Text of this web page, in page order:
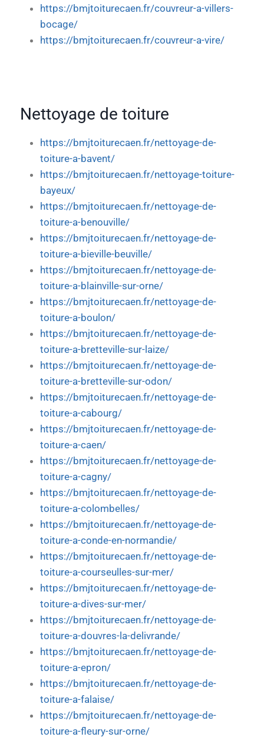
https://bmjtoiturecaen.fr/couvreur-a-villers-
bocage/
https://bmjtoiturecaen.fr/couvreur-a-vire/
Nettoyage de toiture
https://bmjtoiturecaen.fr/nettoyage-de-
toiture-a-bavent/
https://bmjtoiturecaen.fr/nettoyage-toiture-
bayeux/
https://bmjtoiturecaen.fr/nettoyage-de-
toiture-a-benouville/
https://bmjtoiturecaen.fr/nettoyage-de-
toiture-a-bieville-beuville/
https://bmjtoiturecaen.fr/nettoyage-de-
toiture-a-blainville-sur-orne/
https://bmjtoiturecaen.fr/nettoyage-de-
toiture-a-boulon/
https://bmjtoiturecaen.fr/nettoyage-de-
toiture-a-bretteville-sur-laize/
https://bmjtoiturecaen.fr/nettoyage-de-
toiture-a-bretteville-sur-odon/
https://bmjtoiturecaen.fr/nettoyage-de-
toiture-a-cabourg/
https://bmjtoiturecaen.fr/nettoyage-de-
toiture-a-caen/
https://bmjtoiturecaen.fr/nettoyage-de-
toiture-a-cagny/
https://bmjtoiturecaen.fr/nettoyage-de-
toiture-a-colombelles/
https://bmjtoiturecaen.fr/nettoyage-de-
toiture-a-conde-en-normandie/
https://bmjtoiturecaen.fr/nettoyage-de-
toiture-a-courseulles-sur-mer/
https://bmjtoiturecaen.fr/nettoyage-de-
toiture-a-dives-sur-mer/
https://bmjtoiturecaen.fr/nettoyage-de-
toiture-a-douvres-la-delivrande/
https://bmjtoiturecaen.fr/nettoyage-de-
toiture-a-epron/
https://bmjtoiturecaen.fr/nettoyage-de-
toiture-a-falaise/
https://bmjtoiturecaen.fr/nettoyage-de-
toiture-a-fleury-sur-orne/